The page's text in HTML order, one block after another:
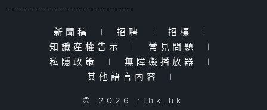
新聞稿 | 招聘 | 招標
|
知識產權告示
| 常見問題
|
私隱政策
| 無障礙播放器
|
其他語言內容
|
© 2026 rthk.hk